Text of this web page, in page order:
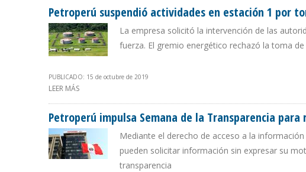
Petroperú suspendió actividades en estación 1 por
La empresa solicitó la intervención de las
fuerza. El gremio energético rechazó la toma
PUBLICADO: 15 de octubre de 2019
LEER MÁS
Petroperú impulsa Semana de la Transparencia
Mediante el derecho de acceso a la
pueden solicitar información sin expresar su
transparencia